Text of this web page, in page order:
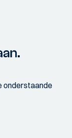
onderstaande